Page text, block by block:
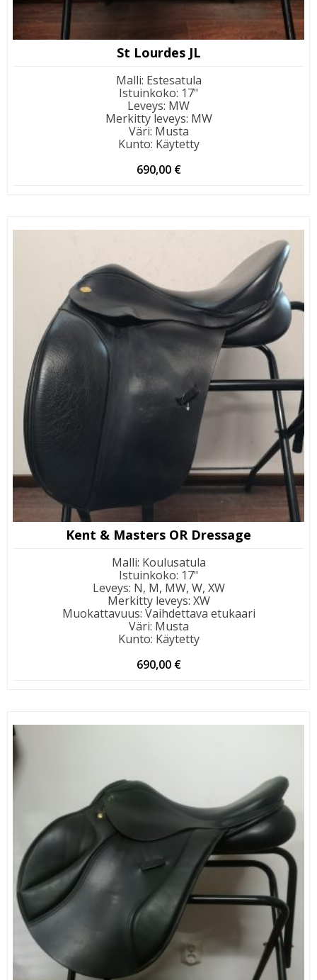
St Lourdes JL
Malli: Estesatula
Istuinkoko: 17"
Leveys: MW
Merkitty leveys: MW
Väri: Musta
Kunto: Käytetty
690,00 €
Kent & Masters OR Dressage
Malli: Koulusatula
Istuinkoko: 17"
Leveys: N, M, MW, W, XW
Merkitty leveys: XW
Muokattavuus: Vaihdettava etukaari
Väri: Musta
Kunto: Käytetty
690,00 €